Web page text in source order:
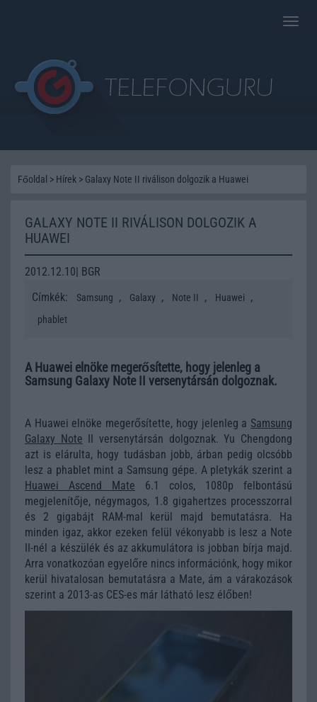
Toggle
Főoldal > Hírek > Galaxy Note II riválison dolgozik a Huawei
GALAXY NOTE II RIVÁLISON DOLGOZIK A
HUAWEI
2012.12.10| BGR
Címkék:
Samsung , Galaxy , Note II , Huawei ,
phablet
A Huawei elnöke megerősítette, hogy jelenleg a
Samsung Galaxy Note II versenytársán dolgoznak.
A Huawei elnöke megerősítette, hogy jelenleg a Samsung
Galaxy Note II versenytársán dolgoznak. Yu Chengdong
azt is elárulta, hogy tudásban jobb, árban pedig olcsóbb
lesz a phablet mint a Samsung gépe. A pletykák szerint a
Huawei Ascend Mate 6.1 colos, 1080p felbontású
megjelenítője, négymagos, 1.8 gigahertzes processzorral
és 2 gigabájt RAM-mal kerül majd bemutatásra. Ha
minden igaz, akkor ezeken felül vékonyabb is lesz a Note
II-nél a készülék és az akkumulátora is jobban bírja majd.
Arra vonatkozóan egyelőre nincs információnk, hogy mikor
kerül hivatalosan bemutatásra a Mate, ám a várakozások
szerint a 2013-as CES-es már látható lesz élőben!